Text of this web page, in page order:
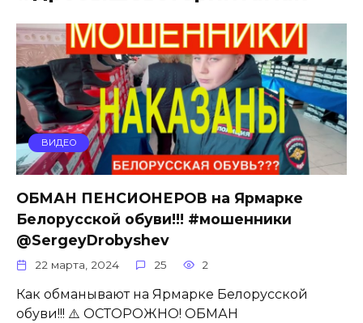
ВИДЕО
ОБМАН ПЕНСИОНЕРОВ на Ярмарке
Белорусской обуви!!! #мошенники
@SergeyDrobyshev
22 марта, 2024 25 2
Как обманывают на Ярмарке Белорусской
обуви!!! ⚠️ ОСТОРОЖНО! ОБМАН